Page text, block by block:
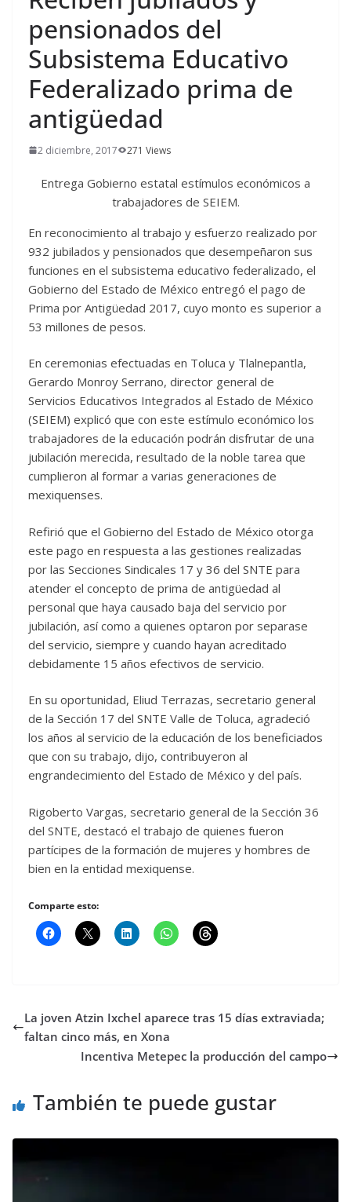
pensionados del
Subsistema Educativo
Federalizado prima de
antigüedad
2 diciembre, 2017 271 Views
Entrega Gobierno estatal estímulos económicos a
trabajadores de SEIEM.
En reconocimiento al trabajo y esfuerzo realizado por
932 jubilados y pensionados que desempeñaron sus
funciones en el subsistema educativo federalizado, el
Gobierno del Estado de México entregó el pago de
Prima por Antigüedad 2017, cuyo monto es superior a
53 millones de pesos.
En ceremonias efectuadas en Toluca y Tlalnepantla,
Gerardo Monroy Serrano, director general de
Servicios Educativos Integrados al Estado de México
(SEIEM) explicó que con este estímulo económico los
trabajadores de la educación podrán disfrutar de una
jubilación merecida, resultado de la noble tarea que
cumplieron al formar a varias generaciones de
mexiquenses.
Refirió que el Gobierno del Estado de México otorga
este pago en respuesta a las gestiones realizadas
por las Secciones Sindicales 17 y 36 del SNTE para
atender el concepto de prima de antigüedad al
personal que haya causado baja del servicio por
jubilación, así como a quienes optaron por separase
del servicio, siempre y cuando hayan acreditado
debidamente 15 años efectivos de servicio.
En su oportunidad, Eliud Terrazas, secretario general
de la Sección 17 del SNTE Valle de Toluca, agradeció
los años al servicio de la educación de los beneficiados
que con su trabajo, dijo, contribuyeron al
engrandecimiento del Estado de México y del país.
Rigoberto Vargas, secretario general de la Sección 36
del SNTE, destacó el trabajo de quienes fueron
partícipes de la formación de mujeres y hombres de
bien en la entidad mexiquense.
Comparte esto:
La joven Atzin Ixchel aparece tras 15 días extraviada;
faltan cinco más, en Xona
Incentiva Metepec la producción del campo
También te puede gustar